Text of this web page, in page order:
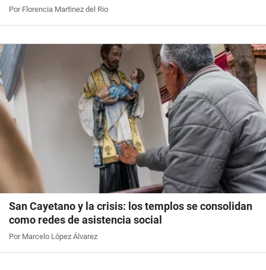
Por Florencia Martinez del Rio
San Cayetano y la crisis: los templos se consolidan
como redes de asistencia social
Por Marcelo López Álvarez